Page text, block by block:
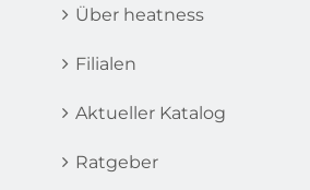
Über heatness
Filialen
Aktueller Katalog
Ratgeber